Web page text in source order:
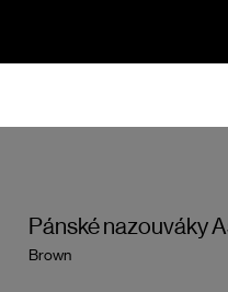
Pánské nazouváky
Brown